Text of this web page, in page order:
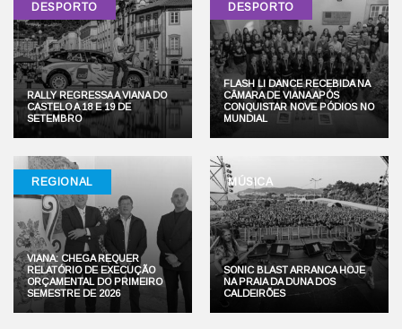
DESPORTO
RALLY REGRESSA A VIANA DO
CASTELO A 18 E 19 DE
SETEMBRO
DESPORTO
FLASH LI DANCE RECEBIDA NA
CÂMARA DE VIANA APÓS
CONQUISTAR NOVE PÓDIOS NO
MUNDIAL
REGIONAL
VIANA: CHEGA REQUER
RELATÓRIO DE EXECUÇÃO
ORÇAMENTAL DO PRIMEIRO
SEMESTRE DE 2026
MÚSICA
SONIC BLAST ARRANCA HOJE
NA PRAIA DA DUNA DOS
CALDEIRÕES